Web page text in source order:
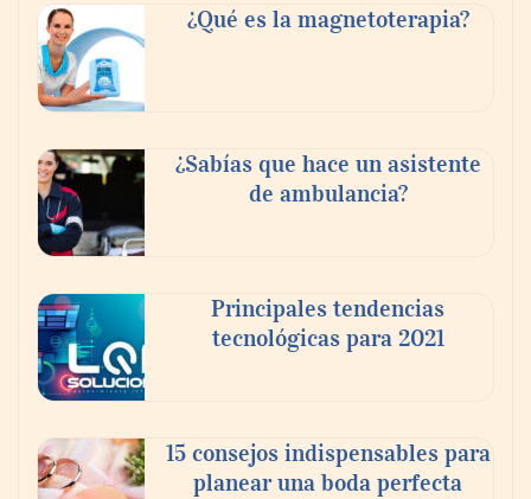
El nuevo mapa de zonas tensionadas abre
inquilinos en Cataluña
¿Qué es la magnetoterapia?
¿Sabías que hace un asistente
de ambulancia?
Principales tendencias
tecnológicas para 2021
15 consejos indispensables para
planear una boda perfecta